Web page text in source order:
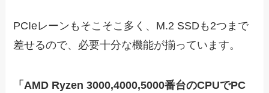
PCIeレーンもそこそこ多く、M.2 SSDも2つまで
差せるので、必要十分な機能が揃っています。
「AMD Ryzen 3000,4000,5000番台のCPUでPC